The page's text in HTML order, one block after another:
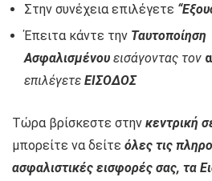
Στην συνέχεια επιλέγετε
Έπειτα κάντε την Ταυτοποίηση
Ασφαλισμένου εισάγοντας τον
επιλέγετε ΕΙΣΟΔΟΣ
Τώρα βρίσκεστε στην κεντρική
μπορείτε να δείτε όλες τις
ασφαλιστικές εισφορές σας, τα